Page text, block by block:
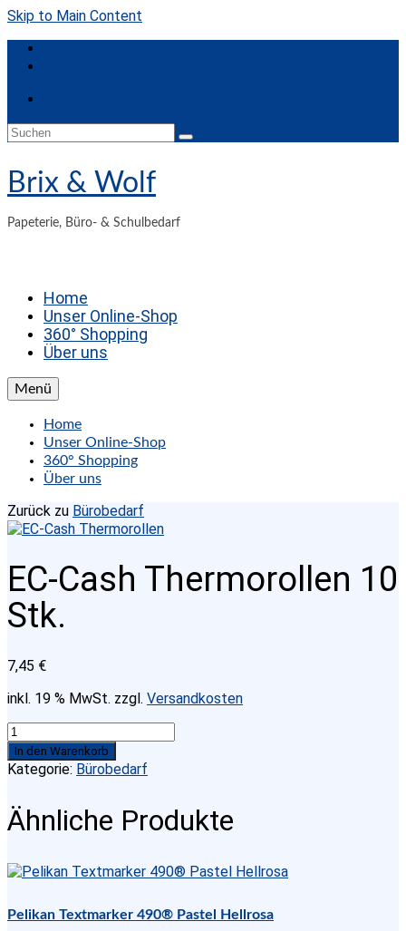
Skip to Main Content
Suchen
Brix & Wolf
Papeterie, Büro- & Schulbedarf
Home
Unser Online-Shop
360° Shopping
Über uns
Menü
Home
Unser Online-Shop
360° Shopping
Über uns
Zurück zu Bürobedarf
EC-Cash Thermorollen 10
Stk.
7,45 €
inkl. 19 % MwSt. zzgl. Versandkosten
EC-
Cash
Thermorollen
Stk.
Menge
In den Warenkorb
Kategorie: Bürobedarf
Ähnliche Produkte
Pelikan Textmarker 490® Pastel Hellrosa